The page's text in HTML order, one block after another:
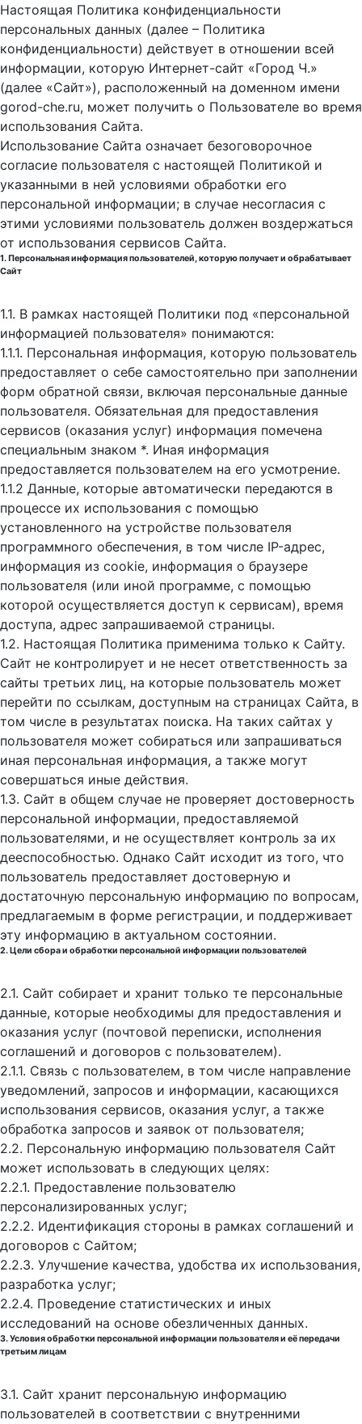
Настоящая Политика конфиденциальности
персональных данных (далее – Политика
конфиденциальности) действует в отношении всей
информации, которую Интернет-сайт «Город Ч.»
(далее «Сайт»), расположенный на доменном имени
gorod-che.ru, может получить о Пользователе во время
использования Cайта.
Использование Сайта означает безоговорочное
согласие пользователя с настоящей Политикой и
указанными в ней условиями обработки его
персональной информации; в случае несогласия с
этими условиями пользователь должен воздержаться
от использования сервисов Сайта.
1. Персональная информация пользователей, которую получает и обрабатывает
Сайт
1.1. В рамках настоящей Политики под «персональной
информацией пользователя» понимаются:
1.1.1. Персональная информация, которую пользователь
предоставляет о себе самостоятельно при заполнении
форм обратной связи, включая персональные данные
пользователя. Обязательная для предоставления
сервисов (оказания услуг) информация помечена
специальным знаком *. Иная информация
предоставляется пользователем на его усмотрение.
1.1.2 Данные, которые автоматически передаются в
процессе их использования с помощью
установленного на устройстве пользователя
программного обеспечения, в том числе IP-адрес,
информация из cookie, информация о браузере
пользователя (или иной программе, с помощью
которой осуществляется доступ к cервисам), время
доступа, адрес запрашиваемой страницы.
1.2. Настоящая Политика применима только к Сайту.
Сайт не контролирует и не несет ответственность за
сайты третьих лиц, на которые пользователь может
перейти по ссылкам, доступным на страницах Сайта, в
том числе в результатах поиска. На таких сайтах у
пользователя может собираться или запрашиваться
иная персональная информация, а также могут
совершаться иные действия.
1.3. Сайт в общем случае не проверяет достоверность
персональной информации, предоставляемой
пользователями, и не осуществляет контроль за их
дееспособностью. Однако Сайт исходит из того, что
пользователь предоставляет достоверную и
достаточную персональную информацию по вопросам,
предлагаемым в форме регистрации, и поддерживает
эту информацию в актуальном состоянии.
2. Цели сбора и обработки персональной информации пользователей
2.1. Сайт собирает и хранит только те персональные
данные, которые необходимы для предоставления и
оказания услуг (почтовой переписки, исполнения
соглашений и договоров с пользователем).
2.1.1. Связь с пользователем, в том числе направление
уведомлений, запросов и информации, касающихся
использования сервисов, оказания услуг, а также
обработка запросов и заявок от пользователя;
2.2. Персональную информацию пользователя Сайт
может использовать в следующих целях:
2.2.1. Предоставление пользователю
персонализированных услуг;
2.2.2. Идентификация стороны в рамках соглашений и
договоров с Сайтом;
2.2.3. Улучшение качества, удобства их использования,
разработка услуг;
2.2.4. Проведение статистических и иных
исследований на основе обезличенных данных.
3. Условия обработки персональной информации пользователя и её передачи
третьим лицам
3.1. Сайт хранит персональную информацию
пользователей в соответствии с внутренними